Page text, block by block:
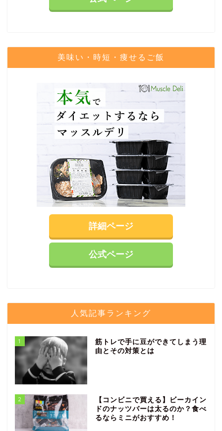
美味い・時短・痩せるご飯
詳細ページ
公式ページ
人気記事ランキング
1
筋トレで手に豆ができてしまう理
由とその対策とは
2
【コンビニで買える】ビーカイン
ドのナッツバーは太るのか？食べ
るならミニがおすすめ！